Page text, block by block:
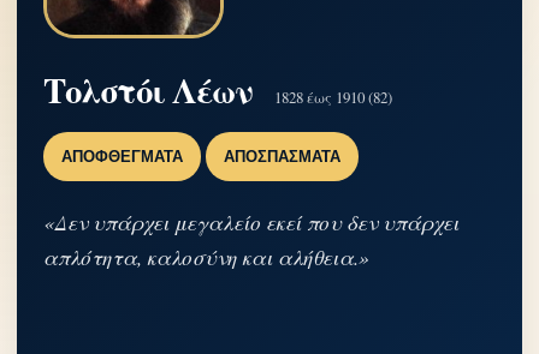
Τολστόι Λέων 1828 έως 1910 (82)
ΑΠΟΦΘΈΓΜΑΤΑ ΑΠΟΣΠΆΣΜΑΤΑ
«Δεν υπάρχει μεγαλείο εκεί που δεν υπάρχει
απλότητα, καλοσύνη και αλήθεια.»